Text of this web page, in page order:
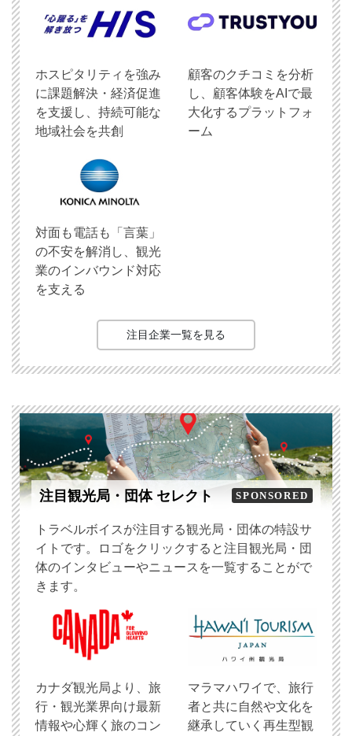
ホスピタリティを強み
に課題解決・経済促進
を支援し、持続可能な
地域社会を共創
顧客のクチコミを分析
し、顧客体験をAIで最
大化するプラットフォ
ーム
対面も電話も「言葉」
の不安を解消し、観光
業のインバウンド対応
を支える
注目企業一覧を見る
注目観光局・団体 セレクト SPONSORED
トラベルボイスが注目する観光局・団体の特設サ
イトです。ロゴをクリックすると注目観光局・団
体のインタビューやニュースを一覧することがで
きます。
​カナダ観光局より、旅
行・観光業界向け最新
情報や心輝く旅のコン
マラマハワイで、旅行
者と共に自然や文化を
継承していく再生型観